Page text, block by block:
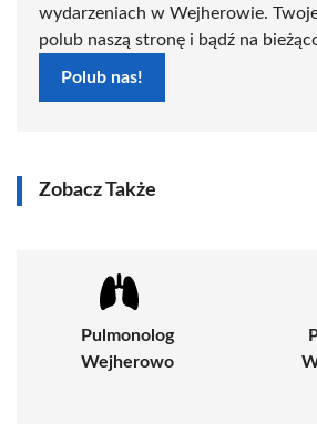
wydarzeniach w Wejherowie.
polub naszą stronę i bądź na
Polub nas!
Zobacz Także
Pulmonolog
Wejherowo